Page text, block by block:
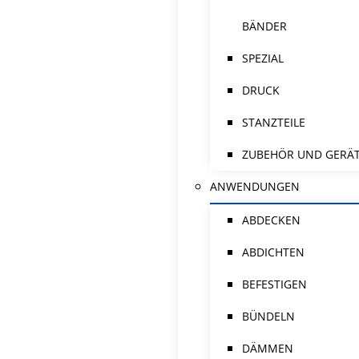
BÄNDER
SPEZIAL
DRUCK
STANZTEILE
ZUBEHÖR UND
ANWENDUNGEN
ABDECKEN
ABDICHTEN
BEFESTIGEN
BÜNDELN
DÄMMEN